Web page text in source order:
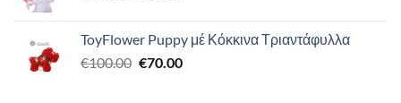
€120.00.είναι:
€80.00.
ToyFlower Puppy μέ Κόκκινα Τριαντάφυλλα
€100.00 Original
€70.00Η